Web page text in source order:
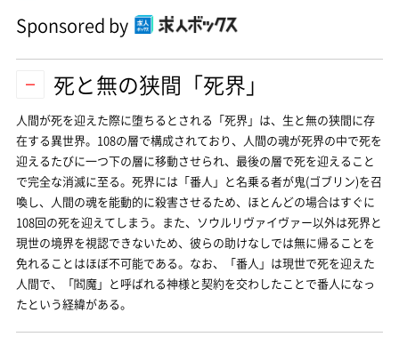
Sponsored by
死と無の狭間「死界」
人間が死を迎えた際に堕ちるとされる「死界」は、生と無の狭間に存
在する異世界。108の層で構成されており、人間の魂が死界の中で死を
迎えるたびに一つ下の層に移動させられ、最後の層で死を迎えること
で完全な消滅に至る。死界には「番人」と名乗る者が鬼(ゴブリン)を召
喚し、人間の魂を能動的に殺害させるため、ほとんどの場合はすぐに
108回の死を迎えてしまう。また、ソウルリヴァイヴァー以外は死界と
現世の境界を視認できないため、彼らの助けなしでは無に帰ることを
免れることはほぼ不可能である。なお、「番人」は現世で死を迎えた
人間で、「閻魔」と呼ばれる神様と契約を交わしたことで番人になっ
たという経緯がある。